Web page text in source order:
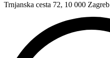
Trnjanska cesta 72, 10 000 Zagreb